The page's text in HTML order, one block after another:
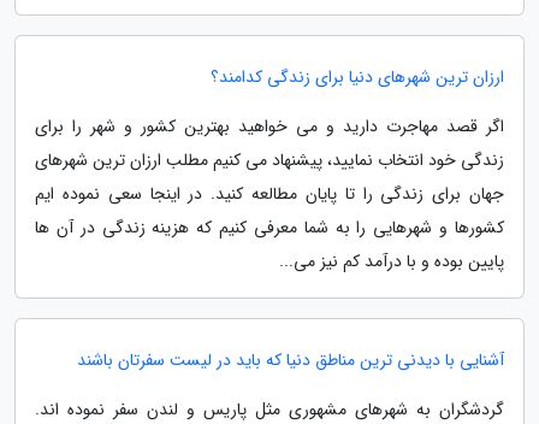
ارزان ترین شهرهای دنیا برای زندگی کدامند؟
اگر قصد مهاجرت دارید و می خواهید بهترین کشور و شهر را برای
زندگی خود انتخاب نمایید، پیشنهاد می کنیم مطلب ارزان ترین شهرهای
جهان برای زندگی را تا پایان مطالعه کنید. در اینجا سعی نموده ایم
کشورها و شهرهایی را به شما معرفی کنیم که هزینه زندگی در آن ها
پایین بوده و با درآمد کم نیز می...
آشنایی با دیدنی ترین مناطق دنیا که باید در لیست سفرتان باشند
گردشگران به شهرهای مشهوری مثل پاریس و لندن سفر نموده اند.